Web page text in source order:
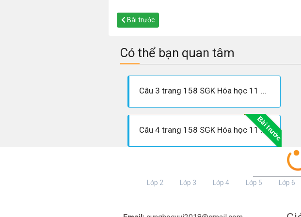
Bài trước
Có thể bạn quan tâm
Câu 3 trang 158 SGK Hóa học 11 Nâng cao
Bài trước
Câu 4 trang 158 SGK Hóa học 11 Nâng cao
Lớp 2 Lớp 3 Lớp 4 Lớp 5 Lớp 6